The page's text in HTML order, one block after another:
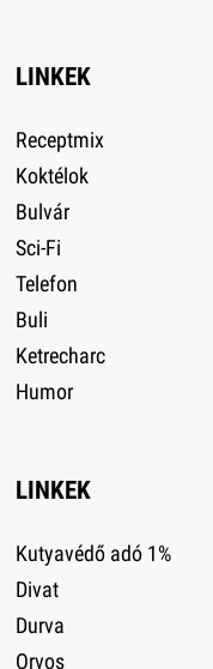
LINKEK
Receptmix
Koktélok
Bulvár
Sci-Fi
Telefon
Buli
Ketrecharc
Humor
LINKEK
Kutyavédő adó 1%
Divat
Durva
Orvos